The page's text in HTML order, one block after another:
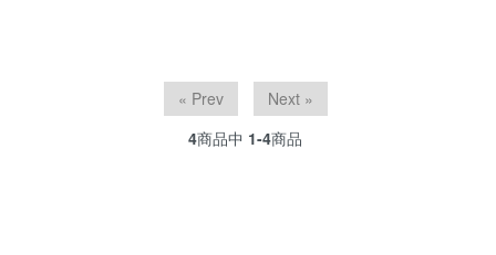
« Prev
Next »
4商品中 1-4商品